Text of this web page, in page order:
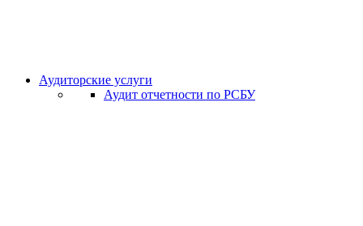
Аудиторские услуги
Аудит отчетности по РСБУ